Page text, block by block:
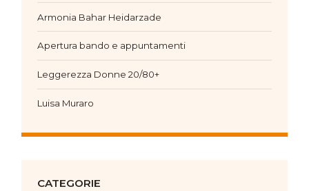
Armonia Bahar Heidarzade
Apertura bando e appuntamenti
Leggerezza Donne 20/80+
Luisa Muraro
CATEGORIE